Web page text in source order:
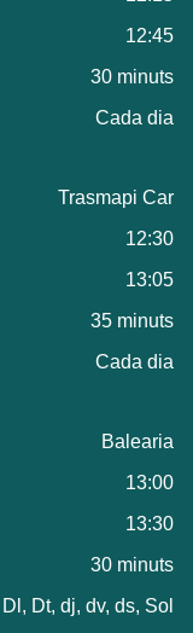
12:45
30 minuts
Cada dia
Trasmapi Car
12:30
13:05
35 minuts
Cada dia
Balearia
13:00
13:30
30 minuts
Dl, Dt, dj, dv, ds, Sol